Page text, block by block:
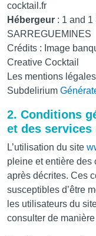
cocktail.fr
Hébergeur : 1 and
SARREGUEMINES
Crédits : Image
Creative Cocktail
Les mentions
Subdelirium
2. Conditions
et des services
L’utilisation du site
pleine et entière des
après décrites. Ces
susceptibles d’être
les utilisateurs du
consulter de